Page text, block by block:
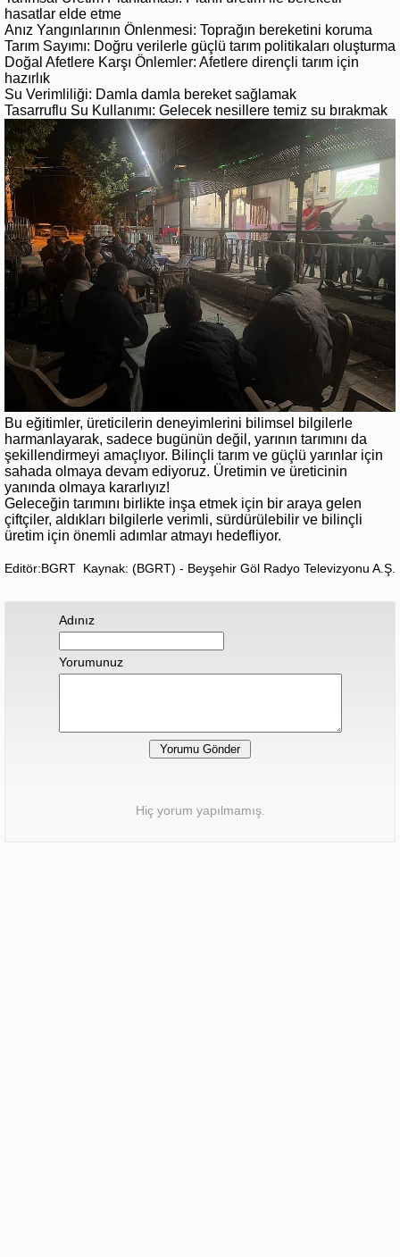
hasatlar elde etme
Anız Yangınlarının Önlenmesi: Toprağın bereketini koruma
Tarım Sayımı: Doğru verilerle güçlü tarım politikaları oluşturma
Doğal Afetlere Karşı Önlemler: Afetlere dirençli tarım için
hazırlık
Su Verimliliği: Damla damla bereket sağlamak
Tasarruflu Su Kullanımı: Gelecek nesillere temiz su bırakmak
Bu eğitimler, üreticilerin deneyimlerini bilimsel bilgilerle
harmanlayarak, sadece bugünün değil, yarının tarımını da
şekillendirmeyi amaçlıyor. Bilinçli tarım ve güçlü yarınlar için
sahada olmaya devam ediyoruz. Üretimin ve üreticinin
yanında olmaya kararlıyız!
Geleceğin tarımını birlikte inşa etmek için bir araya gelen
çiftçiler, aldıkları bilgilerle verimli, sürdürülebilir ve bilinçli
üretim için önemli adımlar atmayı hedefliyor.
Editör:BGRT Kaynak: (BGRT) - Beyşehir Göl Radyo Televizyonu A.Ş.
Adınız
Yorumunuz
Hiç yorum yapılmamış.